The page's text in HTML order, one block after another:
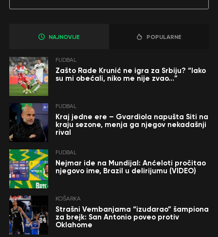
NAJNOVIJE POPULARNE
FUDBAL
Zašto Rade Krunić ne igra za Srbiju? “Iako
su mi obećali, niko me nije zvao…”
FUDBAL
Kraj jedne ere – Gvardiola napušta Siti na
kraju sezone, menja ga njegov nekadašnji
rival
FUDBAL
Nejmar ide na Mundijal: Anćeloti pročitao
njegovo ime, Brazil u delirijumu (VIDEO)
KOŠARKA
Strašni Vembanjama “izudarao” šampiona
za brejk: San Antonio poveo protiv
Oklahome